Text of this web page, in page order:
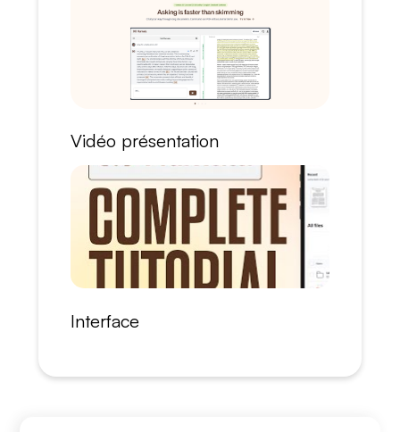
Vidéo présentation
Interface